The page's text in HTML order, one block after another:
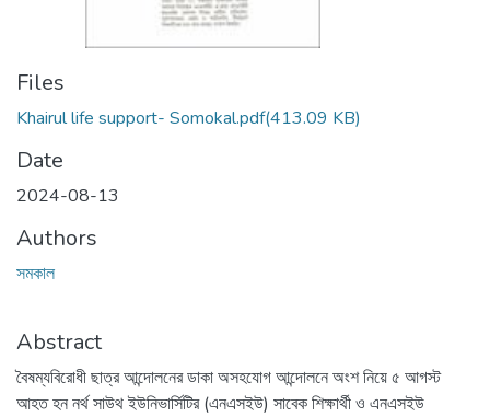
Files
Khairul life support- Somokal.pdf(413.09 KB)
Date
2024-08-13
Authors
সমকাল
Abstract
বৈষম্যবিরোধী ছাত্র আন্দোলনের ডাকা অসহযোগ আন্দোলনে অংশ নিয়ে ৫ আগস্ট
আহত হন নর্থ সাউথ ইউনিভার্সিটির (এনএসইউ) সাবেক শিক্ষার্থী ও এনএসইউ